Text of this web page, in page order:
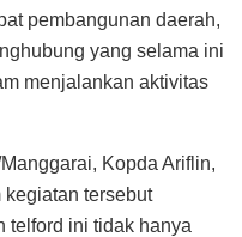
pembangunan daerah,
yang selama ini
menjalankan aktivitas
Kopda Ariflin,
tersebut
telford ini tidak hanya